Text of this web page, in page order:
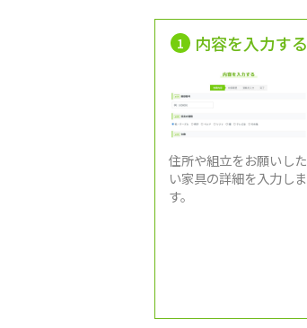
1 内容を入力する
住所や組立をお願いした
い家具の詳細を入力しま
す。